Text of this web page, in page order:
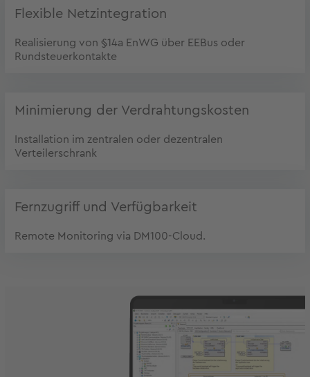
Flexible Netzintegration
Realisierung von §14a EnWG über EEBus oder
Rundsteuerkontakte
Minimierung der Verdrahtungskosten
Installation im zentralen oder dezentralen
Verteilerschrank
Fernzugriff und Verfügbarkeit
Remote Monitoring via DM100-Cloud.